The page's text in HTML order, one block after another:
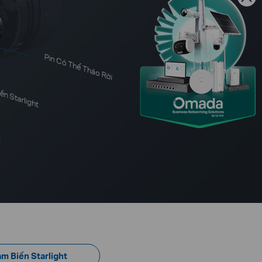
Starlight
Pin Có Thể Tháo Rời
Biến Starlight